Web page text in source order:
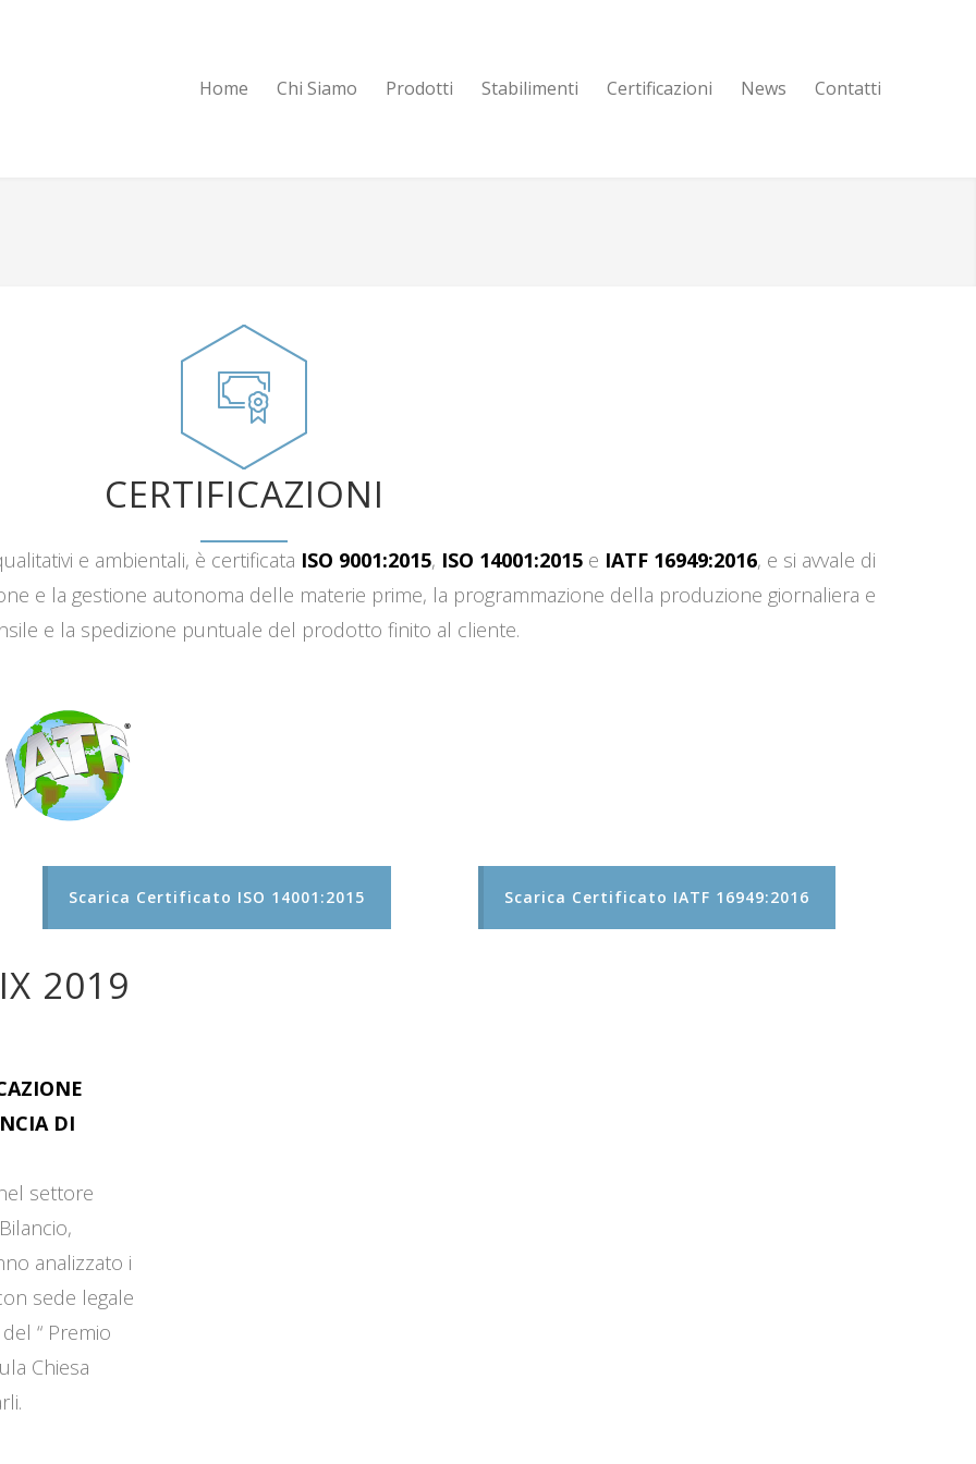
Home Chi Siamo Prodotti Stabilimenti Certificazioni News Contatti
CERTIFICAZIONI
e ambientali, è certificata ISO 9001:2015, ISO 14001:2015 e IATF 16949:2016, e si avvale di
e la gestione autonoma delle materie prime, la programmazione della produzione giornaliera e
e la spedizione puntuale del prodotto finito al cliente.
Scarica Certificato ISO 14001:2015 Scarica Certificato IATF 16949:2016
2019
DI
settore
analizzato i
sede legale
“ Premio
Chiesa